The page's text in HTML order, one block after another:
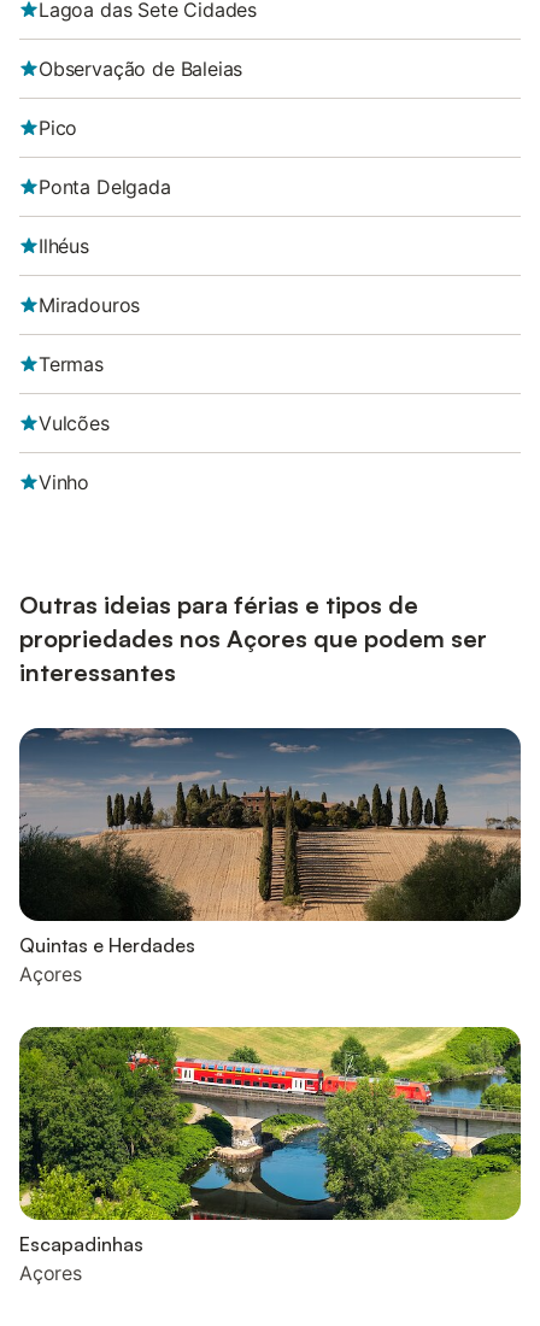
Lagoa das Sete Cidades
Observação de Baleias
Pico
Ponta Delgada
Ilhéus
Miradouros
Termas
Vulcões
Vinho
Outras ideias para férias e tipos de
propriedades nos Açores que podem ser
interessantes
Quintas e Herdades
Açores
Escapadinhas
Açores